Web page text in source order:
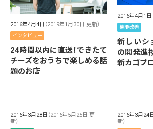
2016年4月4日 （2019年1月30日 更新）
インタビュー
24時間以内に直送！できたて
チーズをおうちで楽しめる話
題のお店
2016年4月1日
機能改善
新しいシ
の開発進
新カゴプ
2016年3月28日 （2016年5月25日 更
新）
2016年3月24
新）